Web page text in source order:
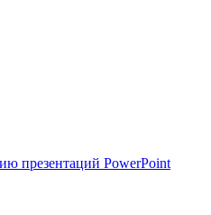
презентаций PowerPoint